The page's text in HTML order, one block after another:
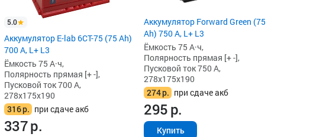
5.0
Аккумулятор E-lab 6СТ-75 (75 Ah)
700 А, L+ L3
Ёмкость 75 А·ч,
Полярность прямая [+ -],
Пусковой ток 700 А,
278x175x190
316р. при сдаче акб
337р.
Аккумулятор Forward Green (75
Ah) 750 А, L+ L3
Ёмкость 75 А·ч,
Полярность прямая [+ -],
Пусковой ток 750 А,
278x175x190
274р. при сдаче акб
295р.
Купить